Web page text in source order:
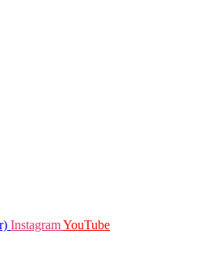
InstagramYouTube